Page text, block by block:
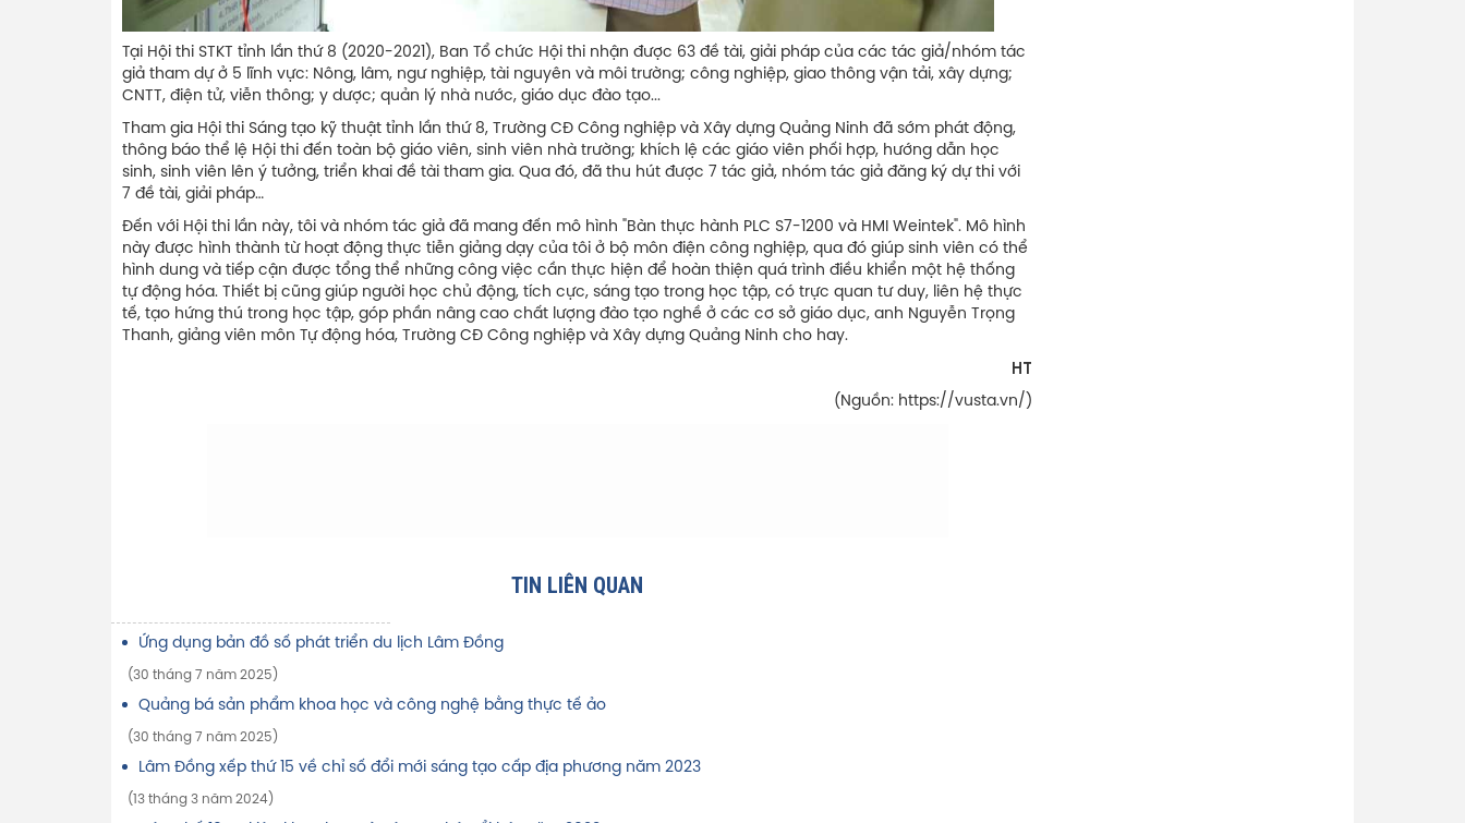
Tại Hội thi STKT tỉnh lần thứ 8 (2020-2021), Ban Tổ chức Hội thi nhận được 63 đề tài, giải pháp của các tác giả/nhóm tác
giả tham dự ở 5 lĩnh vực: Nông, lâm, ngư nghiệp, tài nguyên và môi trường; công nghiệp, giao thông vận tải, xây dựng;
CNTT, điện tử, viễn thông; y dược; quản lý nhà nước, giáo dục đào tạo...
Tham gia Hội thi Sáng tạo kỹ thuật tỉnh lần thứ 8, Trường CĐ Công nghiệp và Xây dựng Quảng Ninh đã sớm phát động,
thông báo thể lệ Hội thi đến toàn bộ giáo viên, sinh viên nhà trường; khích lệ các giáo viên phối hợp, hướng dẫn học
sinh, sinh viên lên ý tưởng, triển khai đề tài tham gia. Qua đó, đã thu hút được 7 tác giả, nhóm tác giả đăng ký dự thi với
7 đề tài, giải pháp…
Đến với Hội thi lần này, tôi và nhóm tác giả đã mang đến mô hình "Bàn thực hành PLC S7-1200 và HMI Weintek". Mô hình
này được hình thành từ hoạt động thực tiễn giảng dạy của tôi ở bộ môn điện công nghiệp, qua đó giúp sinh viên có thể
hình dung và tiếp cận được tổng thể những công việc cần thực hiện để hoàn thiện quá trình điều khiển một hệ thống
tự động hóa. Thiết bị cũng giúp người học chủ động, tích cực, sáng tạo trong học tập, có trực quan tư duy, liên hệ thực
tế, tạo hứng thú trong học tập, góp phần nâng cao chất lượng đào tạo nghề ở các cơ sở giáo dục, anh Nguyễn Trọng
Thanh, giảng viên môn Tự động hóa, Trường CĐ Công nghiệp và Xây dựng Quảng Ninh cho hay.
HT
(Nguồn: https://vusta.vn/)
TIN LIÊN QUAN
Ứng dụng bản đồ số phát triển du lịch Lâm Đồng
(30 tháng 7 năm 2025)
Quảng bá sản phẩm khoa học và công nghệ bằng thực tế ảo
(30 tháng 7 năm 2025)
Lâm Đồng xếp thứ 15 về chỉ số đổi mới sáng tạo cấp địa phương năm 2023
(13 tháng 3 năm 2024)